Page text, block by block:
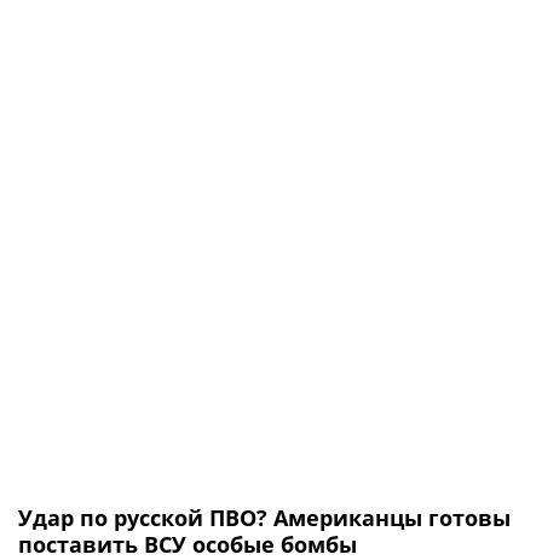
Удар по русской ПВО? Американцы готовы
поставить ВСУ особые бомбы